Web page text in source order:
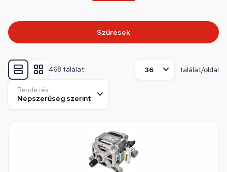
468 találat találat/oldal
Rendezés:
Szűrések